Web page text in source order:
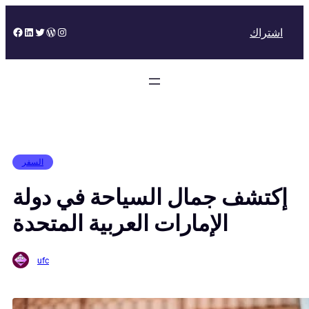
to
Facebook
LinkedIn
Twitter
WordPress
Instagram اشتراك
السفر
إكتشف جمال السياحة في دولة
الإمارات العربية المتحدة
ufc